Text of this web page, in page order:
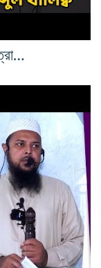
ক্রোধ বা রাগের কারণ ও পরিত্রাণের ইসলামী উপায়